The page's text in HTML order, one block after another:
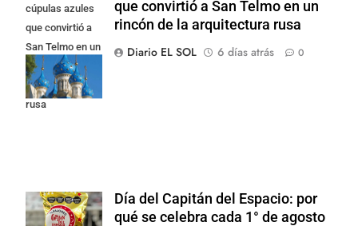
cúpulas azules
que convirtió a
San Telmo en un
rincón de la
arquitectura
rusa
que convirtió a San Telmo en un
rincón de la arquitectura rusa
Diario EL SOL
6 días atrás 0
Día del Capitán del Espacio: por
qué se celebra cada 1° de agosto